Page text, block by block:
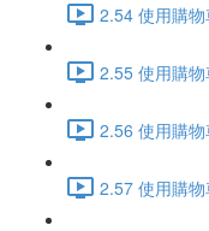
2.54 使用購
2.55 使用購
2.56 使用購
2.57 使用購